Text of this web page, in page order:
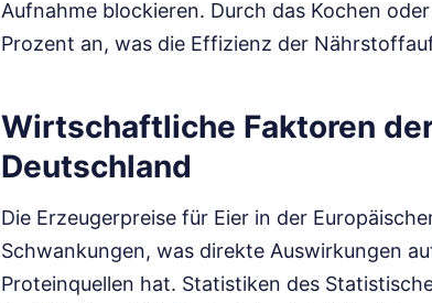
Aufnahme blockieren. Durch das Kochen
Prozent an, was die Effizienz der
Wirtschaftliche Faktoren
Deutschland
Die Erzeugerpreise für Eier in der
Schwankungen, was direkte Auswirkungen
Proteinquellen hat. Statistiken des